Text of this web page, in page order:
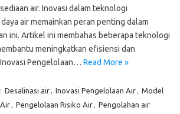
air. Inovasi dalam teknologi
air memainkan peran penting dalam
ini. Artikel ini membahas beberapa teknologi
meningkatkan efisiensi dan
Pengelolaan… Read More »
Desalinasi air, Inovasi Pengelolaan Air, Model
, Pengelolaan Risiko Air, Pengolahan air